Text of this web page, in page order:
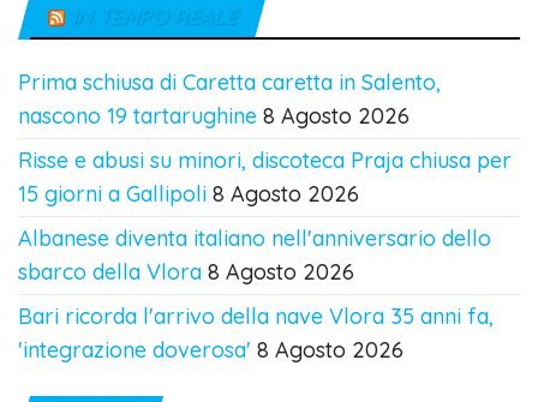
IN TEMPO REALE
Prima schiusa di Caretta caretta in Salento,
nascono 19 tartarughine 8 Agosto 2026
Risse e abusi su minori, discoteca Praja chiusa per
15 giorni a Gallipoli 8 Agosto 2026
Albanese diventa italiano nell'anniversario dello
sbarco della Vlora 8 Agosto 2026
Bari ricorda l'arrivo della nave Vlora 35 anni fa,
'integrazione doverosa' 8 Agosto 2026